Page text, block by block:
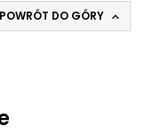
POWRÓT DO GÓRY 